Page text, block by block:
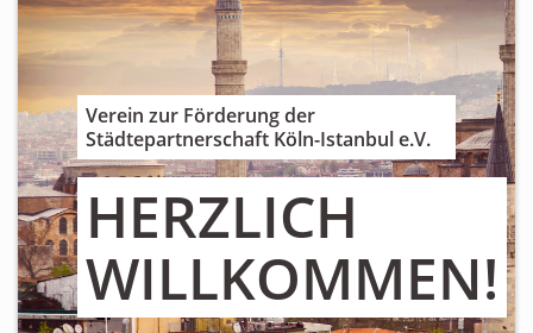
Verein zur Förderung der
Städtepartnerschaft Köln-Istanbul e.V.
HERZLICH
WILLKOMMEN!
Personen
Mitglied werden
Links & Downloads
Satzung
Unsere Spender/Sponsoren
KONTAKT